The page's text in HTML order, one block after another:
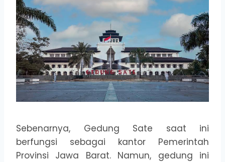
Sebenarnya, Gedung Sate saat ini
berfungsi sebagai kantor Pemerintah
Provinsi Jawa Barat. Namun, gedung ini